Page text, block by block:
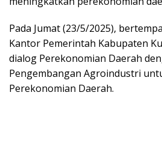
Pada Jumat (23/5/2025),
Kantor Pemerintah Kabupaten
dialog Perekonomian Daerah
Pengembangan Agroindustri
Perekonomian Daerah.